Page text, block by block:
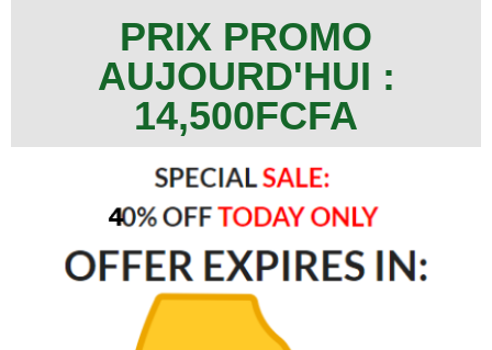
PRIX PROMO
AUJOURD'HUI :
14,500FCFA